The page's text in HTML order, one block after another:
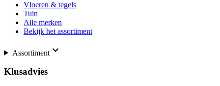
Vloeren & tegels
Tuin
Alle merken
Bekijk het assortiment
Assortiment
Klusadvies